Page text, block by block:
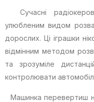
Сучасні
улюбленим видом
дорослих. Ці іграшки
відмінним методом
та зрозуміле
контролювати
Машинка перевертиш